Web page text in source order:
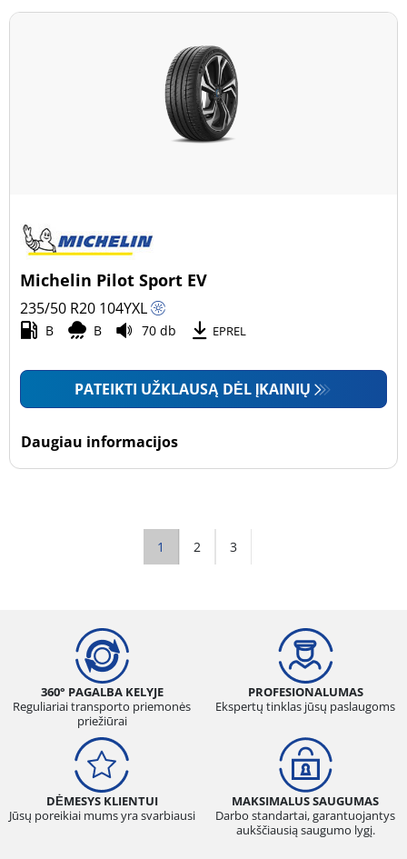
Michelin Pilot Sport EV
235/50 R20 104YXL
B B 70 db EPREL
PATEIKTI UŽKLAUSĄ DĖL ĮKAINIŲ
Daugiau informacijos
1 2 3
360° PAGALBA KELYJE
Reguliariai transporto priemonės
priežiūrai
PROFESIONALUMAS
Ekspertų tinklas jūsų paslaugoms
DĖMESYS KLIENTUI
Jūsų poreikiai mums yra svarbiausi
MAKSIMALUS SAUGUMAS
Darbo standartai, garantuojantys
aukščiausią saugumo lygį.